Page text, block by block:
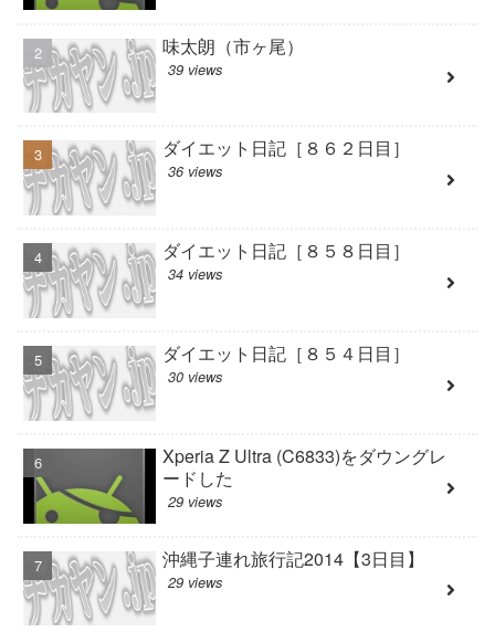
味太朗（市ヶ尾）
39 views
ダイエット日記［８６２日目］
36 views
ダイエット日記［８５８日目］
34 views
ダイエット日記［８５４日目］
30 views
Xperia Z Ultra (C6833)をダウングレ
ードした
29 views
沖縄子連れ旅行記2014【3日目】
29 views